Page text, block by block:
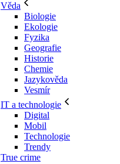
Věda
Biologie
Ekologie
Fyzika
Geografie
Historie
Chemie
Jazykověda
Vesmír
IT a technologie
Digital
Mobil
Technologie
Trendy
True crime